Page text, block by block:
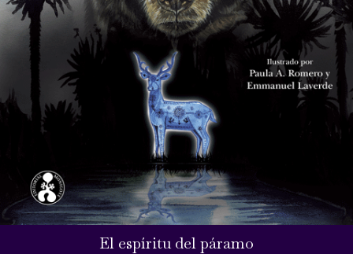
El espíritu del páramo